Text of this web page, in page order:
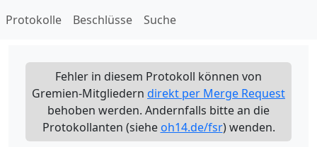
Protokolle Beschlüsse Suche
Fehler in diesem Protokoll können von
Gremien-Mitgliedern direkt per Merge Request
behoben werden. Andernfalls bitte an die
Protokollanten (siehe oh14.de/fsr) wenden.